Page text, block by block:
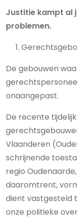
Justitie kampt al
problemen.
De gebouwen
onaangepast.
De recente
Vlaanderen
schrijnende
regio
daaromtrent,
dient vastgesteld
onze politieke